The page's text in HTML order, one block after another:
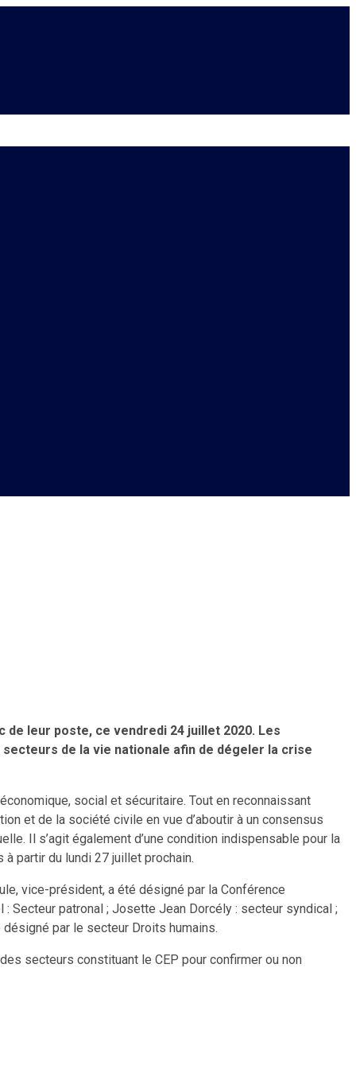
leur poste, ce vendredi 24 juillet 2020. Les
de la vie nationale afin de dégeler la crise
social et sécuritaire. Tout en reconnaissant
et de la société civile en vue d’aboutir à un consensus
Il s’agit également d’une condition indispensable pour la
partir du lundi 27 juillet prochain.
vice-président, a été désigné par la Conférence
Secteur patronal ; Josette Jean Dorcély : secteur syndical ;
par le secteur Droits humains.
secteurs constituant le CEP pour confirmer ou non